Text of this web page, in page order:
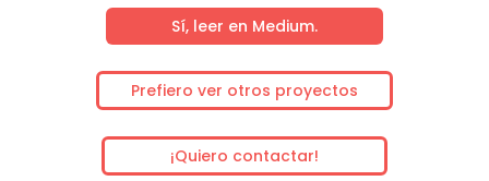
Sí, leer en Medium.
Prefiero ver otros proyectos
¡Quiero contactar!